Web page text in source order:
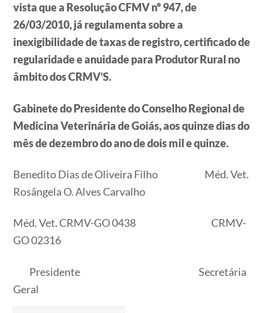
vista que a Resolução CFMV nº 947, de
26/03/2010, já regulamenta sobre a
inexigibilidade de taxas de registro, certificado de
regularidade e anuidade para Produtor Rural no
âmbito dos CRMV’S.
Gabinete do Presidente do Conselho Regional de
Medicina Veterinária de Goiás, aos quinze dias do
mês de dezembro do ano de dois mil e quinze.
Benedito Dias de Oliveira Filho Méd. Vet.
Rosângela O. Alves Carvalho
Méd. Vet. CRMV-GO 0438 CRMV-
GO 02316
Presidente Secretária
Geral